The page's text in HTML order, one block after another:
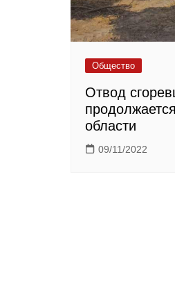
Общество
Отвод
области
09/11/2022